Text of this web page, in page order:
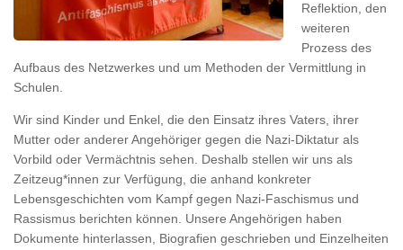
Reflektion, den
weiteren
Prozess des
Aufbaus des Netzwerkes und um Methoden der Vermittlung in
Schulen.
Wir sind Kinder und Enkel, die den Einsatz ihres Vaters, ihrer
Mutter oder anderer Angehöriger gegen die Nazi-Diktatur als
Vorbild oder Vermächtnis sehen. Deshalb stellen wir uns als
Zeitzeug*innen zur Verfügung, die anhand konkreter
Lebensgeschichten vom Kampf gegen Nazi-Faschismus und
Rassismus berichten können. Unsere Angehörigen haben
Dokumente hinterlassen, Biografien geschrieben und Einzelheiten